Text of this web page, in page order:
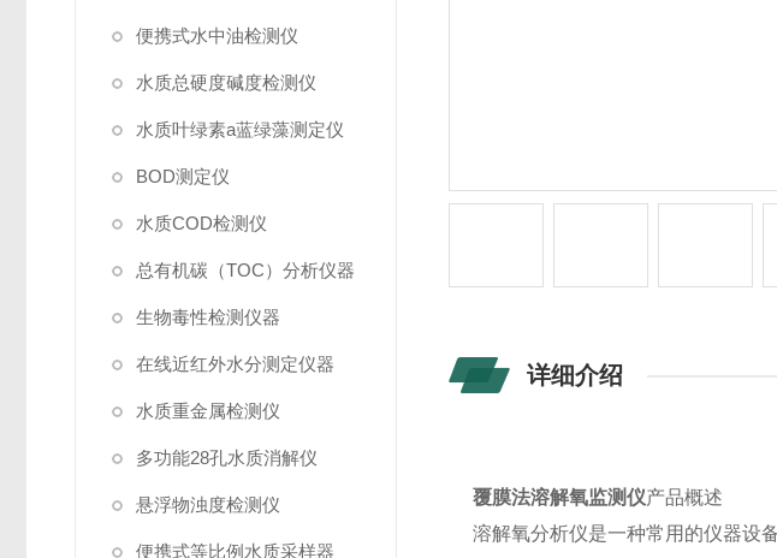
便携式水中油检测仪
水质总硬度碱度检测仪
水质叶绿素a蓝绿藻测定仪
BOD测定仪
水质COD检测仪
总有机碳（TOC）分析仪器
生物毒性检测仪器
在线近红外水分测定仪器
水质重金属检测仪
多功能28孔水质消解仪
悬浮物浊度检测仪
便携式等比例水质采样器
详细介绍
覆膜法溶解氧监测仪产品概述
溶解氧分析仪是一种常用的仪器设